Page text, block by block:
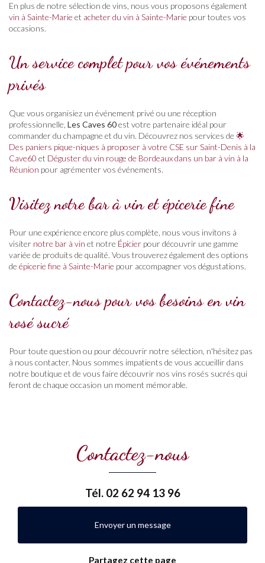
En plus de notre sélection de vins, nous vous proposons également
vin à Sainte-Marie et acheter du vin à Sainte-Marie pour toutes vos
occasions.
Un service complet pour vos événements
privés
Que vous organisiez un événement privé ou une réception
professionnelle, Les Caves 60est votre partenaire idéal pour
commander du champagne et du vin. Découvrez nos services de 🌟
Des paniers pique-niques à proposer à votre CSE sur Saint-Denis à la
Cave60 et Déguster du vin rouge de Bordeaux dans un bar à vin à la
Réunion pour agrémenter vos événements.
Visitez notre bar à vin et épicerie fine
Pour une expérience encore plus complète, nous vous invitons à
visiter notre bar à vin et notre Épicier pour découvrir une gamme
variée de produits de qualité. Vous trouverez également des options
de épicerie fine à Sainte-Marie pour accompagner vos dégustations.
Contactez-nous pour vos besoins en vin
rosé sucré
Pour toute question ou pour découvrir notre sélection, n'hésitez pas
à nous contacter. Nous sommes impatients de vous accueillir dans
notre boutique et de vous faire découvrir nos vins rosés sucrés qui
feront de chaque occasion un moment mémorable.
Contactez-nous
Tél. 02 62 94 13 96
Envoyer un message
Partagez cette page